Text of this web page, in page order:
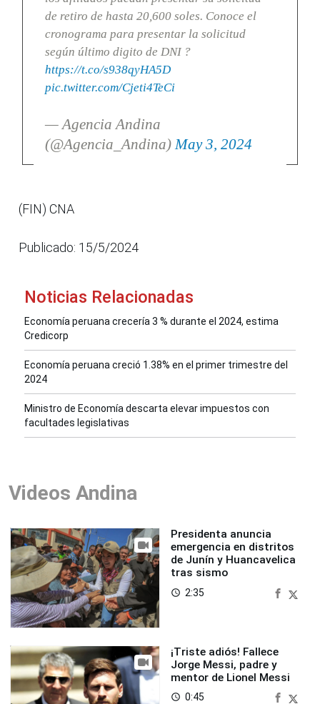
de retiro de hasta 20,600 soles. Conoce el
cronograma para presentar la solicitud
según último digito de DNI ?
https://t.co/s938qyHA5D
pic.twitter.com/Cjeti4TeCi
— Agencia Andina
(@Agencia_Andina) May 3, 2024
(FIN) CNA
Publicado: 15/5/2024
Noticias Relacionadas
Economía peruana crecería 3 % durante el 2024, estima
Credicorp
Economía peruana creció 1.38% en el primer trimestre del
2024
Ministro de Economía descarta elevar impuestos con
facultades legislativas
Videos Andina
Presidenta anuncia
emergencia en distritos
de Junín y Huancavelica
tras sismo
access_time 2:35
¡Triste adiós! Fallece
Jorge Messi, padre y
mentor de Lionel Messi
access_time 0:45